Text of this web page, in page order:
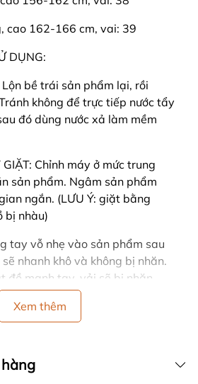
cao 162-166 cm, vai: 39
DỤNG:
Lộn bề trái sản phẩm lại, rồi
không để trực tiếp nước tẩy
đó dùng nước xả làm mềm
Chỉnh máy ở mức trung
sản phẩm. Ngâm sản phẩm
ngắn. (LƯU Ý: giặt bằng
bị nhàu)
tay vỗ nhẹ vào sản phẩm sau
nhanh khô và không bị nhăn.
mạnh tay, vải sẽ bị nhăn.
nhiều gió, trải thẳng khi phơi và
gay gắt hoặc trực tiếp, sản
áo cùng màu, cùng chất liệu
Xem thêm